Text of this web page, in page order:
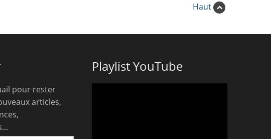
Haut
pour rester
articles,
Playlist YouTube